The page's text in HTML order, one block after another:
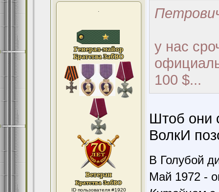
.
ID пользователя #1920
у нас
100 $...
Штоб они
ВолкИ
В Голубой
Май 1972 -